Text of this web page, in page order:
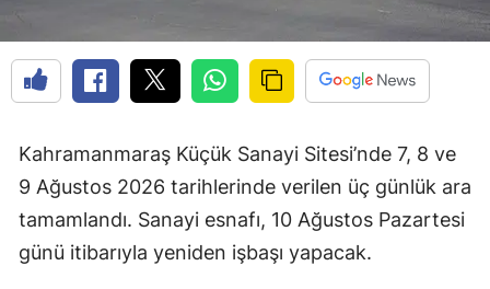
Kahramanmaraş Küçük Sanayi Sitesi’nde 7, 8 ve
9 Ağustos 2026 tarihlerinde verilen üç günlük ara
tamamlandı. Sanayi esnafı, 10 Ağustos Pazartesi
günü itibarıyla yeniden işbaşı yapacak.